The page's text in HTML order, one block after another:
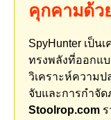
คุกคามด้ว
SpyHunter เป็น
ทรงพลังที่ออกแ
วิเคราะห์ความป
จับและการกำจั
Stoolrop.com